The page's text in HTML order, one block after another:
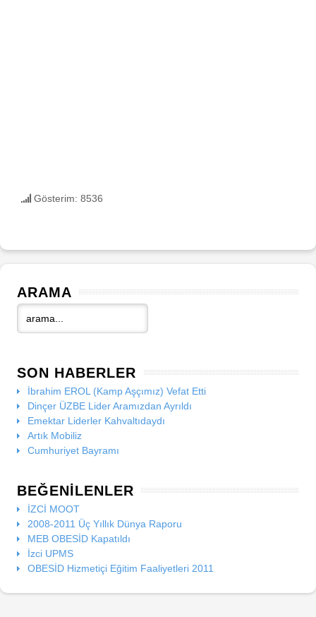
Gösterim: 8536
ARAMA
SON HABERLER
İbrahim EROL (Kamp Aşçımız) Vefat Etti
Dinçer ÜZBE Lider Aramızdan Ayrıldı
Emektar Liderler Kahvaltıdaydı
Artık Mobiliz
Cumhuriyet Bayramı
BEĞENILENLER
İZCİ MOOT
2008-2011 Üç Yıllık Dünya Raporu
MEB OBESİD Kapatıldı
İzci UPMS
OBESİD Hizmetiçi Eğitim Faaliyetleri 2011